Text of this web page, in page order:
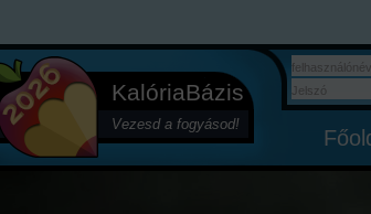
KalóriaBázis
Vezesd a fogyásod!